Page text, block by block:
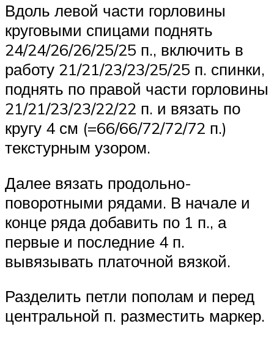
Вдоль левой части горловины
круговыми спицами поднять
24/24/26/26/25/25 п., включить в
работу 21/21/23/23/25/25 п. спинки,
поднять по правой части горловины
21/21/23/23/22/22 п. и вязать по
кругу 4 см (=66/66/72/72/72 п.)
текстурным узором.
Далее вязать продольно-
поворотными рядами. В начале и
конце ряда добавить по 1 п., а
первые и последние 4 п.
вывязывать платочной вязкой.
Разделить петли пополам и перед
центральной п. разместить маркер.